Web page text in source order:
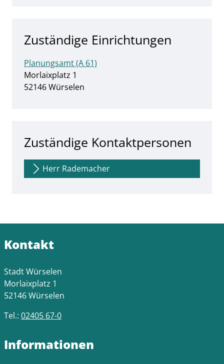
Zuständige Einrichtungen
Planungsamt (A 61)
Straße:
Morlaixplatz Hausnummer:
1
PLZ:
52146Ort:
Würselen
Zuständige Kontaktpersonen
Herr Rademacher
Kontakt
Stadt Würselen
Morlaixplatz 1
52146 Würselen
Tel.: 02405 67-0
Informationen